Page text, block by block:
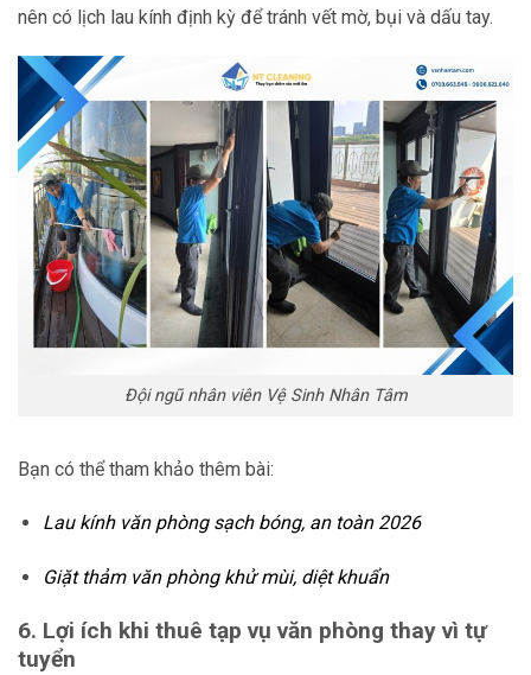
nên có lịch lau kính định kỳ để tránh vết mờ, bụi và dấu tay.
Đội ngũ nhân viên Vệ Sinh Nhân Tâm
Bạn có thể tham khảo thêm bài:
Lau kính văn phòng sạch bóng, an toàn 2026
Giặt thảm văn phòng khử mùi, diệt khuẩn
6. Lợi ích khi thuê tạp vụ văn phòng thay vì tự
tuyển